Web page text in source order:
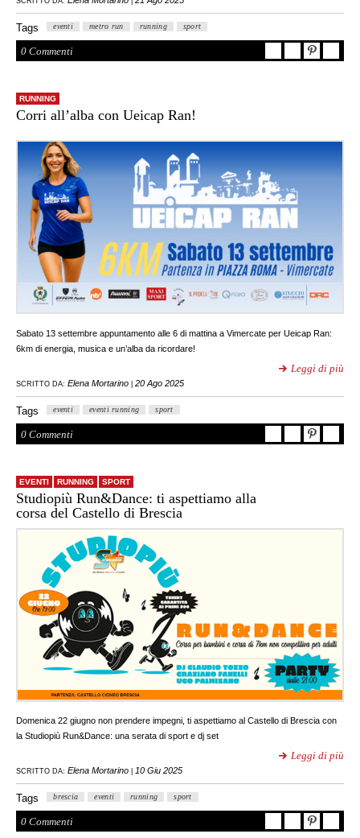
Tags eventi metro run running sport
0 Commenti
RUNNING
Corri all’alba con Ueicap Ran!
Sabato 13 settembre appuntamento alle 6 di mattina a Vimercate per Ueicap Ran:
6km di energia, musica e un’alba da ricordare!
Leggi di più
SCRITTO DA: Elena Mortarino 20 Ago 2025
Tags eventi eventi running sport
0 Commenti
EVENTI RUNNING SPORT
Studiopiù Run&Dance: ti aspettiamo alla
corsa del Castello di Brescia
Domenica 22 giugno non prendere impegni, ti aspettiamo al Castello di Brescia con
la Studiopiù Run&Dance: una serata di sport e dj set
Leggi di più
SCRITTO DA: Elena Mortarino 10 Giu 2025
Tags brescia eventi running sport
0 Commenti